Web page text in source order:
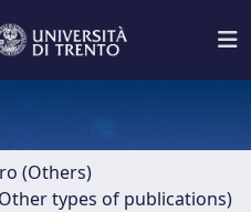
(Others)
types of publications)